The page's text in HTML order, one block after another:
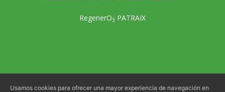
RegenerO3 PATRAIX
Usamos cookies para ofrecer una mayor experiencia de navegación en